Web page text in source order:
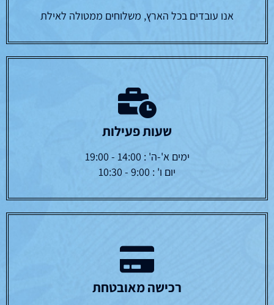
אנו עובדים בכל הארץ, משלוחים ממטולה לאילת
שעות פעילות
ימים א'-ה' : 14:00 - 19:00
יום ו' : 9:00 - 10:30
רכישה מאובטחת